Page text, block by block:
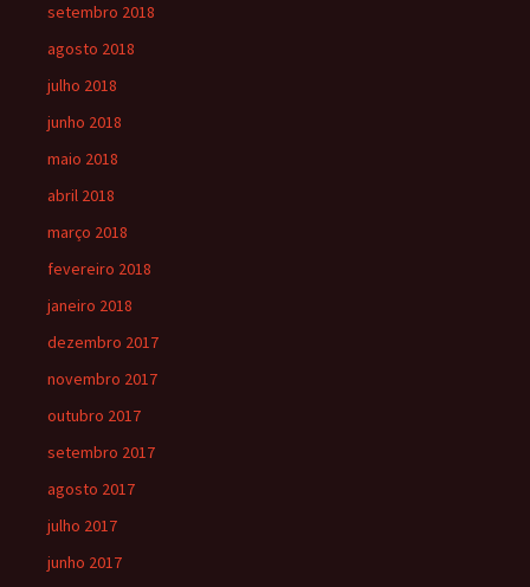
setembro 2018
agosto 2018
julho 2018
junho 2018
maio 2018
abril 2018
março 2018
fevereiro 2018
janeiro 2018
dezembro 2017
novembro 2017
outubro 2017
setembro 2017
agosto 2017
julho 2017
junho 2017